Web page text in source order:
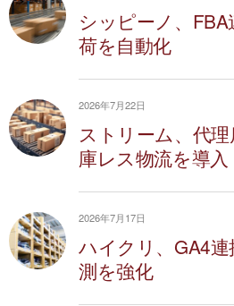
シッピーノ、FBA
荷を自動化
2026年7月22日
ストリーム、代
庫レス物流を導入
2026年7月17日
ハイクリ、GA4
測を強化